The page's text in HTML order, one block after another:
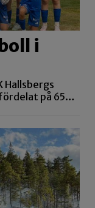
i
Hallsbergs
på 65…